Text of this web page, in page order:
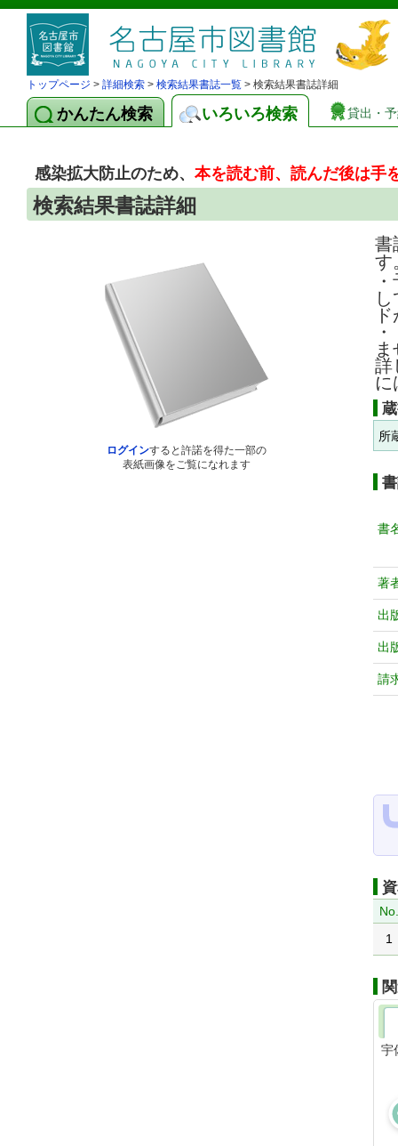
トップページ > 詳細検索 > 検索結果書誌一覧 > 検索結果書誌詳細
かんたん検索 いろいろ検索 貸出・
感染拡大防止のため、本を読む前、読んだ後は手
検索結果書誌詳細
ログインすると許諾を得た一部の
表紙画像をご覧になれます
書
す
詳
に
所
書
著
出
出
請
1
宇